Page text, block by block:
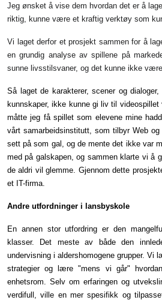
Jeg ønsket å vise dem hvordan det er å
riktig, kunne være et kraftig verktøy som
Vi laget derfor et prosjekt sammen for å
en grundig analyse av spillene på
sunne livsstilsvaner, og det kunne ikke
Så laget de karakterer, scener og
kunnskaper, ikke kunne gi liv til
måtte jeg få spillet som elevene mine
vårt samarbeidsinstitutt, som tilbyr Web
sett på som gal, og de mente det ikke var
med på galskapen, og sammen klarte vi å
de aldri vil glemme. Gjennom dette
et IT-firma.
Andre utfordninger i lansbyskole
En annen stor utfordring er den
klasser. Det meste av både den
undervisning i aldershomogene grupper.
strategier og lære "mens vi går"
enhetsrom. Selv om erfaringen og
verdifull, ville en mer spesifikk og